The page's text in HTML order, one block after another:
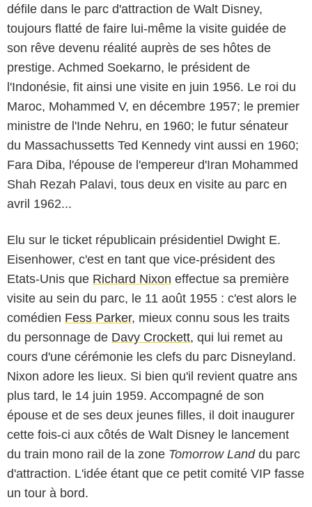
défile dans le parc d'attraction de Walt Disney,
toujours flatté de faire lui-même la visite guidée de
son rêve devenu réalité auprès de ses hôtes de
prestige. Achmed Soekarno, le président de
l'Indonésie, fit ainsi une visite en juin 1956. Le roi du
Maroc, Mohammed V, en décembre 1957; le premier
ministre de l'Inde Nehru, en 1960; le futur sénateur
du Massachussetts Ted Kennedy vint aussi en 1960;
Fara Diba, l'épouse de l'empereur d'Iran Mohammed
Shah Rezah Palavi, tous deux en visite au parc en
avril 1962...
Elu sur le ticket républicain présidentiel Dwight E.
Eisenhower, c'est en tant que vice-président des
Etats-Unis que Richard Nixon effectue sa première
visite au sein du parc, le 11 août 1955 : c'est alors le
comédien Fess Parker, mieux connu sous les traits
du personnage de Davy Crockett, qui lui remet au
cours d'une cérémonie les clefs du parc Disneyland.
Nixon adore les lieux. Si bien qu'il revient quatre ans
plus tard, le 14 juin 1959. Accompagné de son
épouse et de ses deux jeunes filles, il doit inaugurer
cette fois-ci aux côtés de Walt Disney le lancement
du train mono rail de la zone Tomorrow Landdu parc
d'attraction. L'idée étant que ce petit comité VIP fasse
un tour à bord.